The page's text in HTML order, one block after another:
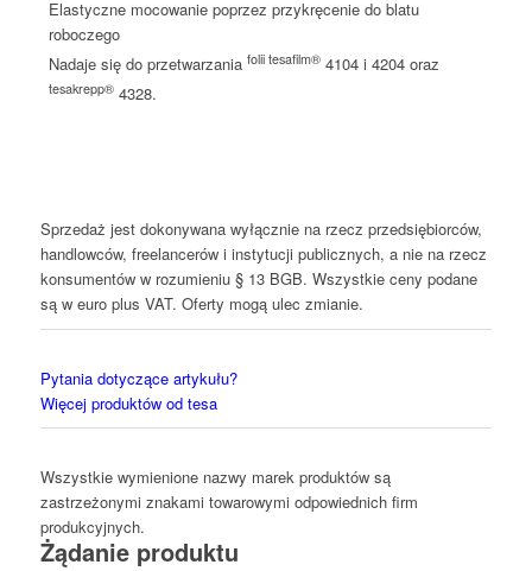
Elastyczne mocowanie poprzez przykręcenie do blatu
roboczego
Nadaje się do przetwarzania folii tesafilm®4104 i 4204 oraz
tesakrepp®4328.
Sprzedaż jest dokonywana wyłącznie na rzecz przedsiębiorców,
handlowców, freelancerów i instytucji publicznych, a nie na rzecz
konsumentów w rozumieniu § 13 BGB. Wszystkie ceny podane
są w euro plus VAT. Oferty mogą ulec zmianie.
Pytania dotyczące artykułu?
Więcej produktów od tesa
Wszystkie wymienione nazwy marek produktów są
zastrzeżonymi znakami towarowymi odpowiednich firm
produkcyjnych.
Żądanie produktu